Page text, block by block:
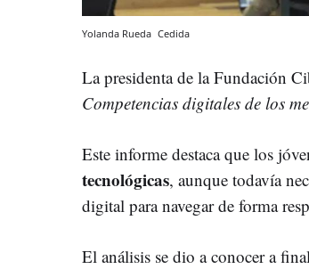
Yolanda Rueda Cedida
La presidenta de la Fundación
Competencias digitales de los
Este informe destaca que los
tecnológicas, aunque todavía
digital para navegar de forma
El análisis se dio a conocer a